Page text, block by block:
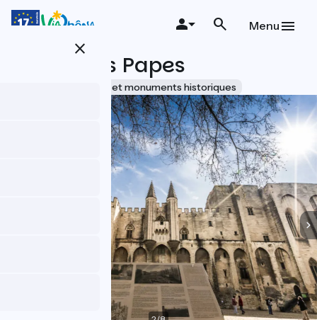
Aller
close
Menu
Palais des Papes
Sites et monuments historiques